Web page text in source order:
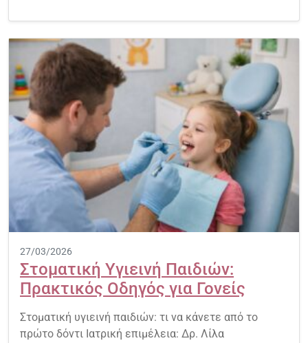
27/03/2026
Στοματική Υγιεινή Παιδιών:
Πρακτικός Οδηγός για Γονείς
Στοματική υγιεινή παιδιών: τι να κάνετε από το
πρώτο δόντι Ιατρική επιμέλεια: Δρ. Λίλα